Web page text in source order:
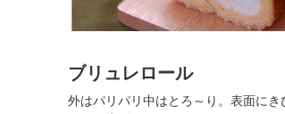
ブリュレロール
外はパリパリ中はとろ～り。表面に